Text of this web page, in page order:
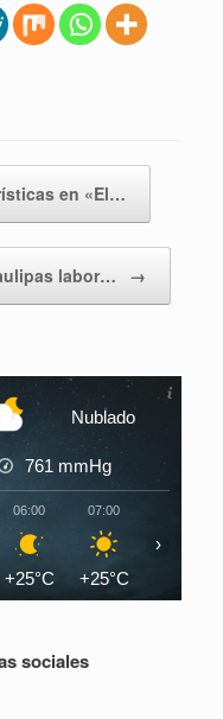
en «El…
labor… →
Nublado
761 mmHg
06:00
+25°C
07:00
+25°C
›
sociales